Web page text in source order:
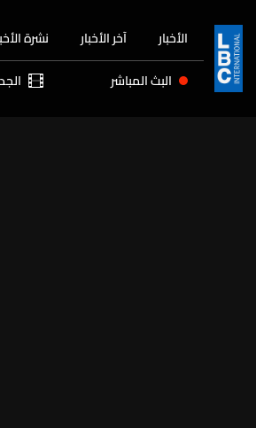
الأخبار آخر الأخبار نشرة
البث المباشر